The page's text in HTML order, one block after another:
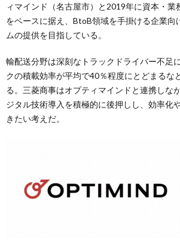
ィマインド（名古屋市）と2019年に資本・業
をベースに据え、BtoB領域を手掛ける企業向
ムの提供を目指している。
輸配送分野は深刻なトラックドライバー不足
クの積載効率が平均で40％程度にとどまるな
る。三菱商事はオプティマインドと連携しな
ジタル技術導入を積極的に後押しし、効率化
きたい考えだ。